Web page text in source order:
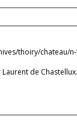
thoiry/chateau/
de